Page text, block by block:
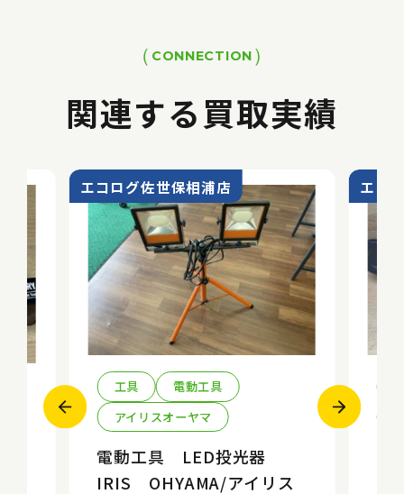
CONNECTION
関連する買取実績
エコログ佐世保相浦店
工具
電動工具
アイリスオーヤマ
電動工具 LED投光器
IRIS OHYAMA/アイリス
エコ